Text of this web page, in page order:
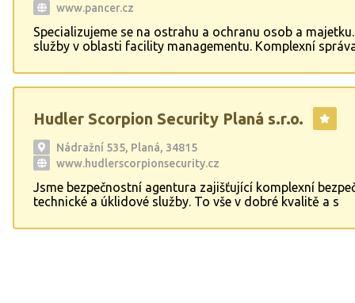
www.pancer.cz
Specializujeme se na ostrahu a ochranu osob a
služby v oblasti facility managementu. Komplexní
požární ochrany a bezpečnosti a ochrany zdraví při
ochrany životního prostředí.Revize
nádob, zdvihacích zařízení a routerů. Služby po celé ČR.
Zajišťujeme náhradní plnění povinnosti zaměstnávat
zdravotním postižením.
Hudler Scorpion Security Planá s.r.o.
Nádražní 535, Planá, 34815
www.hudlerscorpionsecurity.cz
Jsme bezpečnostní agentura zajišťující komplexní
technické a úklidové služby. To vše v dobré kvalitě a s
po celé ČR.